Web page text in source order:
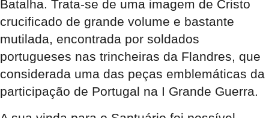
Batalha. Trata-se de uma imagem de Cristo
crucificado de grande volume e bastante
mutilada, encontrada por soldados
portugueses nas trincheiras da Flandres, que
considerada uma das peças emblemáticas da
participação de Portugal na I Grande Guerra.